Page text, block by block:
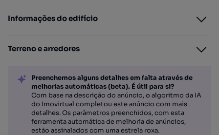
Informações do edifício
Terreno e arredores
Preenchemos alguns detalhes em falta através de
melhorias automáticas (beta). É útil para si?
Com base na descrição do anúncio, o algoritmo da IA
do Imovirtual completou este anúncio com mais
detalhes. Os parâmetros preenchidos, com esta
ferramenta automática de melhoria de anúncios,
estão assinalados com uma estrela roxa.